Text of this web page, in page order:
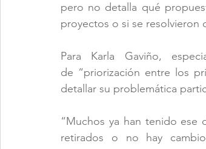
pero no detalla qué
proyectos o si se resolvieron
Para Karla Gaviño,
de “priorización entre los
detallar su problemática
“Muchos ya han tenido ese
retirados o no hay